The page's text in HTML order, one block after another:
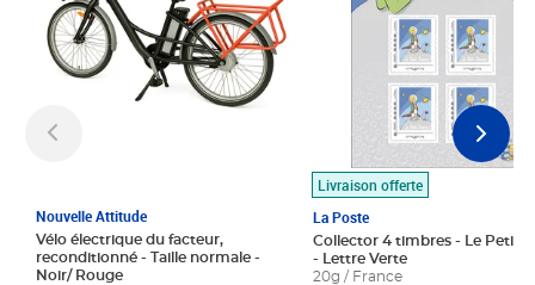
Nouvelle Attitude
Vélo électrique du facteur,
reconditionné - Taille normale -
Noir/ Rouge
Livraison offerte
La Poste
Collector 4 timbres - Le Petit
- Lettre Verte
20g / France